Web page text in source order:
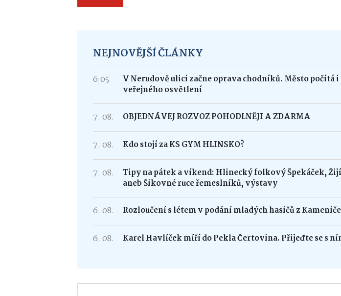
NEJNOVĚJŠÍ ČLÁNKY
6:05
V Nerudově ulici začne oprava chodníků. Město počítá i
veřejného osvětlení
7. 08. OBJEDNÁVEJ ROZVOZ POHODLNĚJI A ZDARMA
7. 08. Kdo stojí za KS GYM HLINSKO?
7. 08.
Tipy na pátek a víkend: Hlinecký folkový Špekáček,
aneb Šikovné ruce řemeslníků, výstavy
6. 08. Rozloučení s létem v podání mladých hasičů z
6. 08. Karel Havlíček míří do Pekla Čertovina. Přijeďte se s